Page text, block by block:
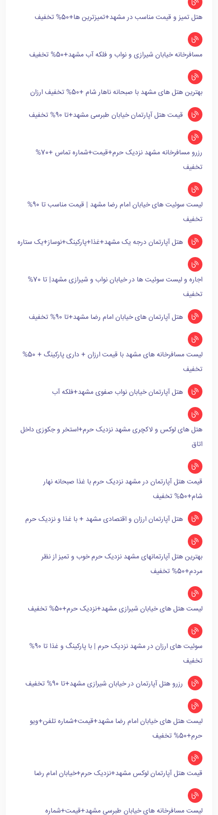
هتل تمیز و قیمت مناسب در مشهد+تمیزترین ها+50% تخفیف
مسافرخانه خیابان شیرازی و نواب و فلکه آب مشهد+50% تخفیف
بهترین هتل های مشهد با صبحانه ناهار شام +50% تخفیف ارزان
قیمت هتل آپارتمان خیابان طبرسی مشهد+تا 90% تخفیف
رزرو مسافرخانه مشهد نزدیک حرم+قیمت+شماره تماس +70%
تخفیف
لیست سوئیت های خیابان امام رضا مشهد | قیمت مناسب تا 90%
تخفیف
هتل آپارتمان درجه یک مشهد+غذا+پارکینگ+نوساز+یک ستاره
اجاره و لیست سوئیت ها در خیابان نواب و شیرازی مشهد| تا 70%
تخفیف
هتل آپارتمان های خیابان امام رضا مشهد+تا 90% تخفیف
لیست مسافرخانه های مشهد با قیمت ارزان + داری پارکینگ + 50%
تخفیف
هتل آپارتمان خیابان نواب صفوی مشهد+فلکه آب
هتل های لوکس و لاکچری مشهد نزدیک حرم+استخر و جکوزی داخل
اتاق
قیمت هتل آپارتمان در مشهد نزدیک حرم با غذا صبحانه نهار
شام+50% تخفیف
هتل آپارتمان ارزان و اقتصادی مشهد + با غذا و نزدیک حرم
بهترین هتل آپارتمانهای مشهد نزدیک حرم خوب و تمیز از نظر
مردم+50% تخفیف
لیست هتل های خیابان شیرازی مشهد+نزدیک حرم+50% تخفیف
سوئیت های ارزان در مشهد نزدیک حرم | با پارکینگ و غذا تا 90%
تخفیف
رزرو هتل آپارتمان در خیابان شیرازی مشهد+تا 90% تخفیف
لیست هتل های خیابان امام رضا مشهد+قیمت+شماره تلفن+ویو
حرم+50% تخفیف
قیمت هتل آپارتمان لوکس مشهد+نزدیک حرم+خیابان امام رضا
لیست مسافرخانه های خیابان طبرسی مشهد+قیمت+شماره